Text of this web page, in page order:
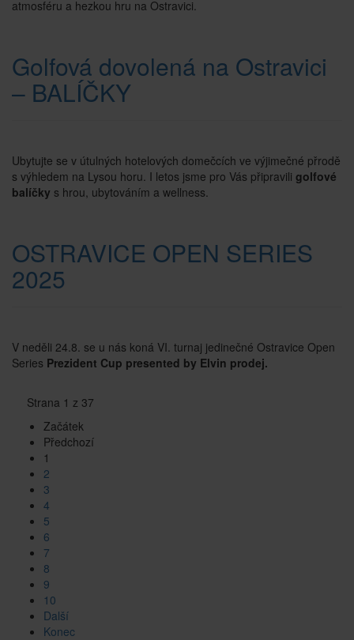
atmosféru a hezkou hru na Ostravici.
Golfová dovolená na Ostravici
–⁠⁠⁠⁠⁠⁠ BALÍČKY
Ubytujte se v útulných hotelových domečcích ve výjimečné přrodě
s výhledem na Lysou horu. I letos jsme pro Vás připravili golfové
balíčky s hrou, ubytováním a wellness.
OSTRAVICE OPEN SERIES
2025
V neděli 24.8. se u nás koná VI. turnaj jedinečné Ostravice Open
Series Prezident Cup presented by Elvin prodej.
Strana 1 z 37
Začátek
Předchozí
1
2
3
4
5
6
7
8
9
10
Další
Konec